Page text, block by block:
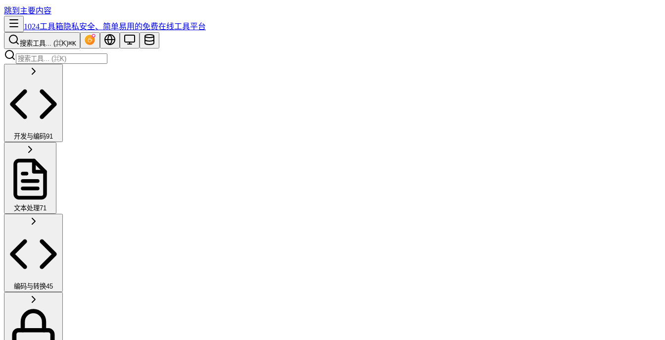
跳到主要内容
1024工具箱隐私安全、简单易用的免费在线工具平台
搜索工具... (⌘K)⌘K
开发与编码91
文本处理71
编码与转换45